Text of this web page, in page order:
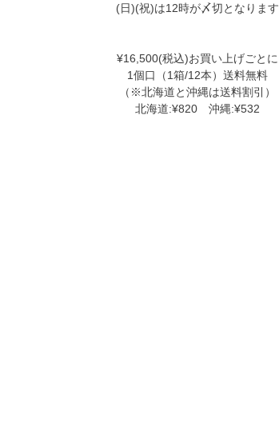
(日)(祝)は12時が〆切となります
¥16,500(税込)お買い上げごとに
1個口（1箱/12本）送料無料
（※北海道と沖縄は送料割引）
北海道:¥820 沖縄:¥532